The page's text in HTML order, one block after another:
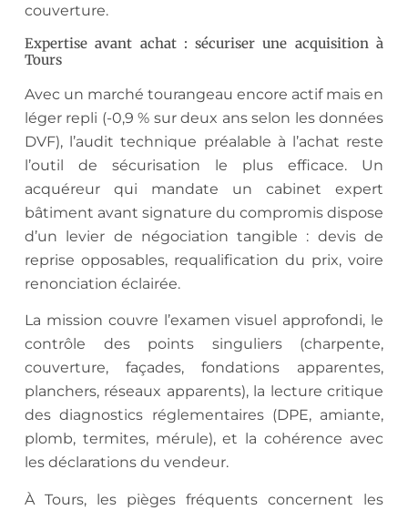
couverture.
Expertise avant achat : sécuriser une acquisition à
Tours
Avec un marché tourangeau encore actif mais en
léger repli (-0,9 % sur deux ans selon les données
DVF), l’audit technique préalable à l’achat reste
l’outil de sécurisation le plus efficace. Un
acquéreur qui mandate un cabinet expert
bâtiment avant signature du compromis dispose
d’un levier de négociation tangible : devis de
reprise opposables, requalification du prix, voire
renonciation éclairée.
La mission couvre l’examen visuel approfondi, le
contrôle des points singuliers (charpente,
couverture, façades, fondations apparentes,
planchers, réseaux apparents), la lecture critique
des diagnostics réglementaires (DPE, amiante,
plomb, termites, mérule), et la cohérence avec
les déclarations du vendeur.
À Tours, les pièges fréquents concernent les